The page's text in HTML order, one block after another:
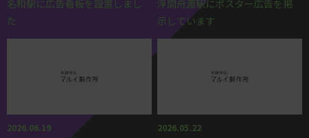
名和駅に広告看板を設置しまし
た
浮間舟渡駅にポスター広告を掲
示しています
2026.06.19 2026.05.22